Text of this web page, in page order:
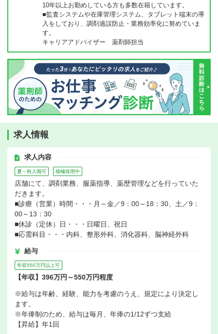
10年以上お勤めしている方も多数在籍しています。
■監査システムや在庫管理システム、タブレット端末の導
入をしており、調剤過誤防止・業務効率化に努めていま
す。
キャリアアドバイザー 薬剤師担当
求人情報
求人内容
夏～秋入職可 積極採用中
店舗にて、調剤業務、服薬指導、薬歴管理などを行っていた
だきます。
■診療（営業）時間・・・月～金／9：00～18：30、土／9：
00～13：30
■休診（定休）日・・・日曜日、祝日
■応需科目・・・内科、整形外科、消化器科、脳神経外科
給与
年収550万円以上可
【年収】396万円～550万円程度
※給与は年齢、経験、能力を考慮のうえ、規定により決定し
ます。
※年俸制のため、給与は毎月、年俸の1/12ずつ支給
【昇給】年1回